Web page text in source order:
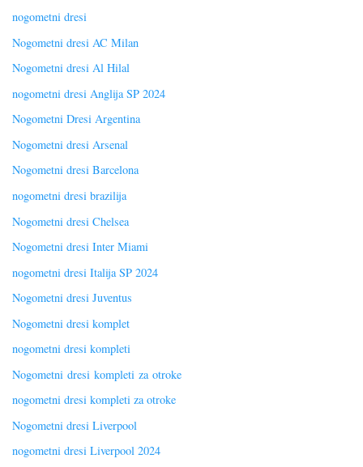
nogometni dresi
Nogometni dresi AC Milan
Nogometni dresi Al Hilal
nogometni dresi Anglija SP 2024
Nogometni Dresi Argentina
Nogometni dresi Arsenal
Nogometni dresi Barcelona
nogometni dresi brazilija
Nogometni dresi Chelsea
Nogometni dresi Inter Miami
nogometni dresi Italija SP 2024
Nogometni dresi Juventus
Nogometni dresi komplet
nogometni dresi kompleti
Nogometni dresi kompleti za otroke
nogometni dresi kompleti za otroke
Nogometni dresi Liverpool
nogometni dresi Liverpool 2024